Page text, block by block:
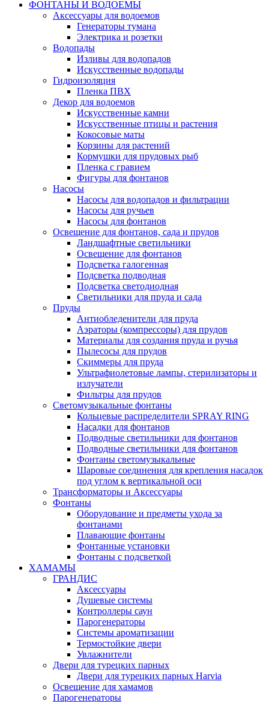
ФОНТАНЫ И ВОДОЕМЫ
Аксессуары для водоемов
Генераторы тумана
Электрика и розетки
Водопады
Изливы для водопадов
Искусственные водопады
Гидроизоляция
Пленка ПВХ
Декор для водоемов
Искусственные камни
Искусственные птицы и растения
Кокосовые маты
Корзины для растений
Кормушки для прудовых рыб
Пленка с гравием
Фигуры для фонтанов
Насосы
Насосы для водопадов и фильтрации
Насосы для ручьев
Насосы для фонтанов
Освещение для фонтанов, сада и прудов
Ландшафтные светильники
Освещение для фонтанов
Подсветка галогенная
Подсветка подводная
Подсветка светодиодная
Светильники для пруда и сада
Пруды
Антиобледенители для пруда
Аэраторы (компрессоры) для прудов
Материалы для создания пруда и ручья
Пылесосы для прудов
Скиммеры для пруда
Ультрафиолетовые лампы, стерилизаторы и
излучатели
Фильтры для прудов
Светомузыкальные фонтаны
Кольцевые распределители SPRAY RING
Насадки для фонтанов
Подводные светильники для фонтанов
Подводные светильники для фонтанов
Фонтаны светомузыкальные
Шаровые соединения для крепления насадок
под углом к вертикальной оси
Трансформаторы и Аксессуары
Фонтаны
Оборудование и предметы ухода за
фонтанами
Плавающие фонтаны
Фонтанные установки
Фонтаны с подсветкой
ХАМАМЫ
ГРАНДИС
Аксессуары
Душевые системы
Контроллеры саун
Парогенераторы
Системы ароматизации
Термостойкие двери
Увлажнители
Двери для турецких парных
Двери для турецких парных Harvia
Освещение для хамамов
Парогенераторы